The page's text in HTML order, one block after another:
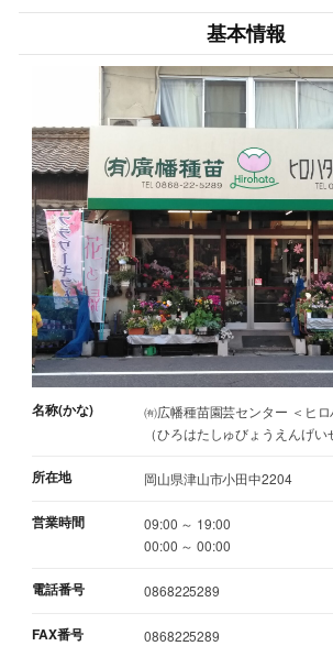
基本情報
名称(かな)
㈲広幡種苗園芸センター ＜ヒ
（ひろはたしゅびょうえんげい
所在地 岡山県津山市小田中2204
営業時間
09:00 ～ 19:00
00:00 ～ 00:00
電話番号 0868225289
FAX番号 0868225289